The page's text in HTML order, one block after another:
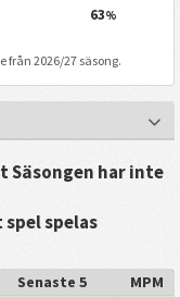
63%
från 2026/27 säsong.
Säsongen har inte
spelas
Senaste 5 MPM